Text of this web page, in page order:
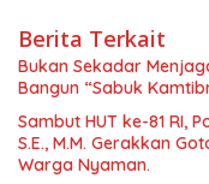
Berita Terkait
Bukan Sekadar
Bangun “Sabuk
Sambut HUT ke-81 RI,
S.E., M.M. Gerakkan
Warga Nyaman.